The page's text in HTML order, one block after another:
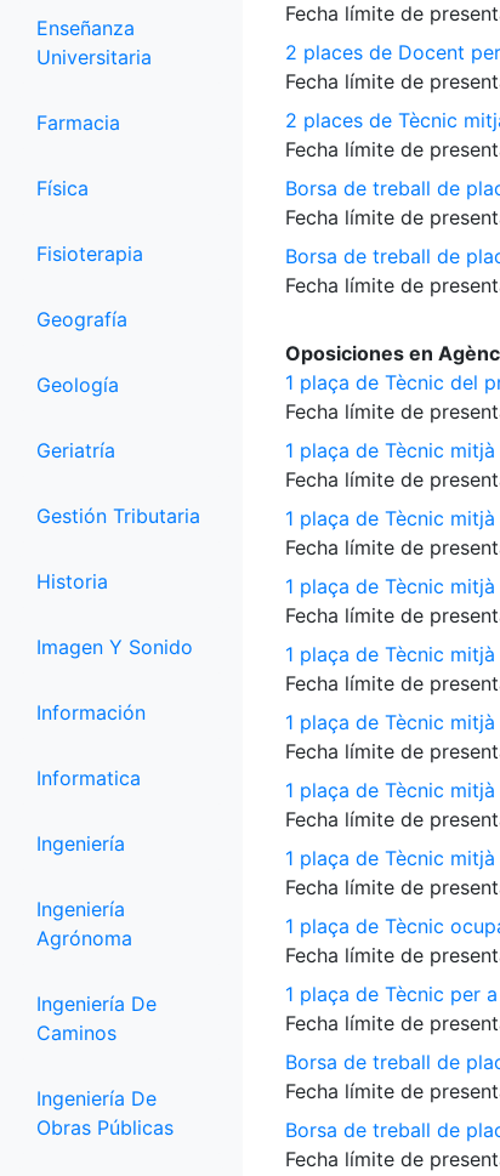
Enseñanza
Universitaria
Farmacia
Física
Fisioterapia
Geografía
Geología
Geriatría
Gestión Tributaria
Historia
Imagen Y Sonido
Información
Informatica
Ingeniería
Ingeniería
Agrónoma
Ingeniería De
Caminos
Ingeniería De
Obras Públicas
Fecha límite de
2 places de Docent
Fecha límite de
2 places de Tècnic
Fecha límite de
Borsa de treball de
Fecha límite de
Borsa de treball de
Fecha límite de
Oposiciones en
1 plaça de Tècnic del
Fecha límite de
1 plaça de Tècnic
Fecha límite de
1 plaça de Tècnic
Fecha límite de
1 plaça de Tècnic
Fecha límite de
1 plaça de Tècnic
Fecha límite de
1 plaça de Tècnic
Fecha límite de
1 plaça de Tècnic
Fecha límite de
1 plaça de Tècnic
Fecha límite de
1 plaça de Tècnic
Fecha límite de
1 plaça de Tècnic per
Fecha límite de
Borsa de treball de
Fecha límite de
Borsa de treball de
Fecha límite de